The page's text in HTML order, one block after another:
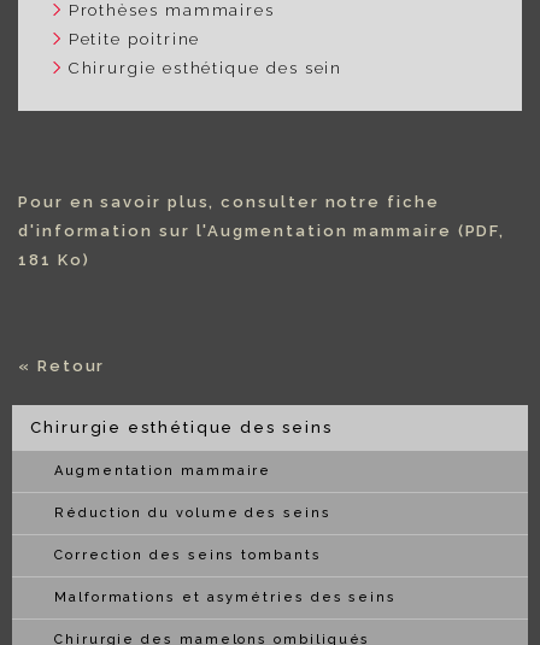
Prothèses mammaires
Petite poitrine
Chirurgie esthétique des sein
Pour en savoir plus, consulter notre fiche
d'information sur l'Augmentation mammaire (PDF,
181 Ko)
« Retour
Chirurgie esthétique des seins
Augmentation mammaire
Réduction du volume des seins
Correction des seins tombants
Malformations et asymétries des seins
Chirurgie des mamelons ombiliqués